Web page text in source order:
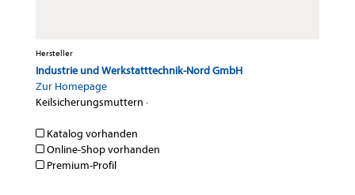
Hersteller
Industrie und Werkstatttechnik-Nord GmbH
Zur Homepage
Keilsicherungsmuttern ·
Katalog vorhanden
Online-Shop vorhanden
Premium-Profil